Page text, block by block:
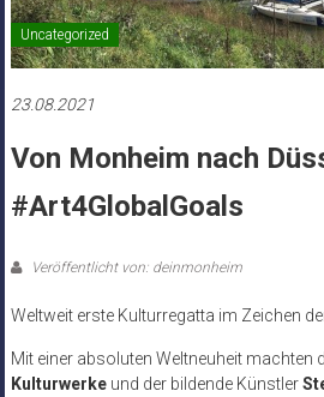
Uncategorized
23.08.2021
Von Monheim nach
#Art4GlobalGoals
Veröffentlicht von: deinmonheim
Weltweit erste Kulturregatta im Zeichen
Mit einer absoluten Weltneuheit machten
Kulturwerkeund der bildende Künstler